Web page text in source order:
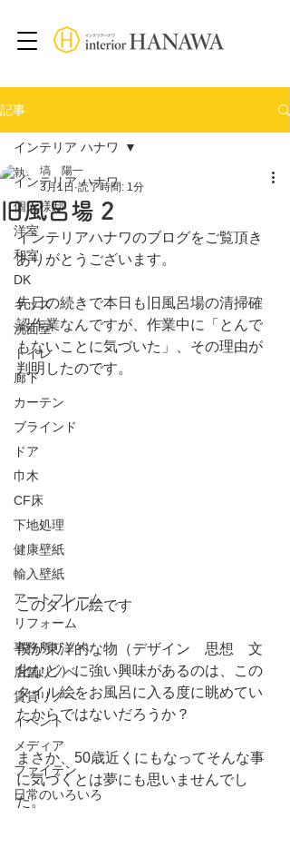
記事
インテリア ハナワ
個人様邸
洋室
和室
DK
キッズ
洗面室
トイレ
廊下
カーテン
ブラインド
ドア
巾木
CF床
下地処理
健康壁紙
輸入壁紙
アートフレーム
リフォーム
事務所リノベ
店舗リノベ
賃貸リノベ
イベント
メディア
ファイテン
日常のいろいろ
インテリア ハナワ
旧風呂場 2
塙 陽一
3月1日 読了時間: 1分
インテリアハナワのブログをご覧頂き
ありがとうございます。
先日の続きで本日も旧風呂場の清掃確
認作業なんですが、作業中に「とんで
もないことに気づいた」、その理由が
判明したのです。
このタイル絵です
僕が東洋的な物（デザイン　思想　文
化など）に強い興味があるのは、この
タイル絵をお風呂に入る度に眺めてい
たからではないだろうか？
まさか、50歳近くにもなってそんな事
に気づくとは夢にも思いませんでし
た。